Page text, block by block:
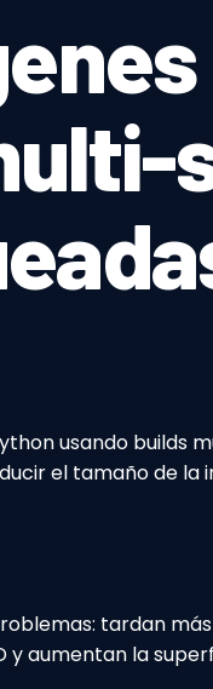
usando builds
el tamaño de la
tardan
aumentan la